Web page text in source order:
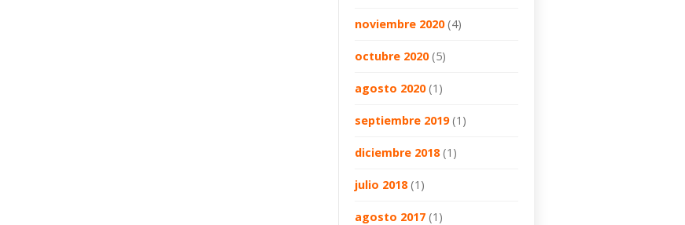
noviembre 2020(4)
octubre 2020(5)
agosto 2020(1)
septiembre 2019(1)
diciembre 2018(1)
julio 2018(1)
agosto 2017 (1)